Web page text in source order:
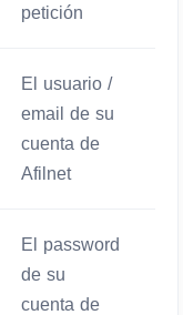
petición
El usuario /
email de su
cuenta de
Afilnet
El password
de su
cuenta de